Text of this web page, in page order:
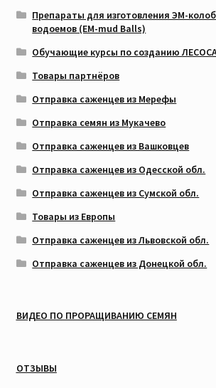
Препараты для изготовления ЭМ-
водоемов (EM-mud Balls)
Обучающие курсы по созданию
Товары партнёров
Отправка саженцев из Мерефы
Отправка семян из Мукачево
Отправка саженцев из Вашковцев
Отправка саженцев из Одесской обл.
Отправка саженцев из Сумской обл.
Товары из Европы
Отправка саженцев из Львовской обл.
Отправка саженцев из Донецкой обл.
ВИДЕО ПО ПРОРАЩИВАНИЮ СЕМЯН
ОТЗЫВЫ